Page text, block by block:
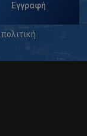
Εγγραφή
πολιτική